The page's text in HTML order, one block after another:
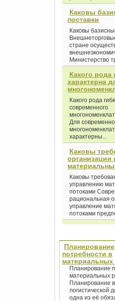
Каковы
поставки
Каковы
стране
Министерство
Какого рода
характерна
Какого рода
современного
Для
характерны...
Каковы
Каковы
управлению
потоками
рациональная
управление
потоками
Планирование
потребности в
материальных
Планирование
материальных
Планирование
логистической
одна из её